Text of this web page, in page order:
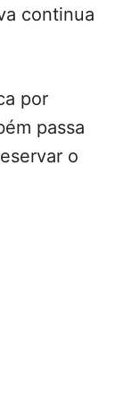
continua
por
passa
o